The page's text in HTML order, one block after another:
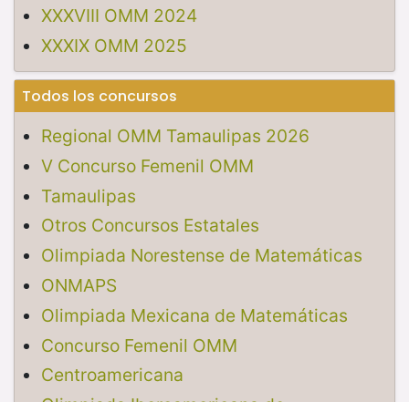
XXXVIII OMM 2024
XXXIX OMM 2025
Todos los concursos
Regional OMM Tamaulipas 2026
V Concurso Femenil OMM
Tamaulipas
Otros Concursos Estatales
Olimpiada Norestense de Matemáticas
ONMAPS
Olimpiada Mexicana de Matemáticas
Concurso Femenil OMM
Centroamericana